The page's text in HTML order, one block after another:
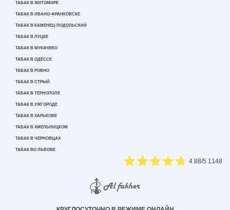
ТАБАК В ЖИТОМИРЕ
ТАБАК В ИВАНО-ФРАНКОВСКЕ
ТАБАК В КАМЕНЕЦ-ПОДОЛЬСКИЙ
ТАБАК В ЛУЦКЕ
ТАБАК В МУКАЧЕВО
ТАБАК В ОДЕССЕ
ТАБАК В РОВНО
ТАБАК В СТРЫЙ
ТАБАК В ТЕРНОПОЛЕ
ТАБАК В УЖГОРОДЕ
ТАБАК В ХАРЬКОВЕ
ТАБАК В ХМЕЛЬНИЦКОМ
ТАБАК В ЧЕРНОВЦАХ
ТАБАК ВО ЛЬВОВЕ
4.88/5 1148